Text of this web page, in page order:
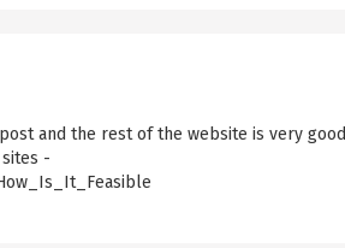
and the rest of the website is very
-